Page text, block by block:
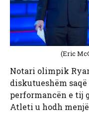
(Eric
Notari olimpik
diskutueshëm
performancën e tij
Atleti u hodh